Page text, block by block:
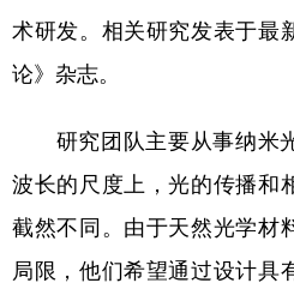
Русский язык
术研发。相关研究发表于最
论》杂志。
研究团队主要从事纳米
波长的尺度上，光的传播和
截然不同。由于天然光学材
局限，他们希望通过设计具